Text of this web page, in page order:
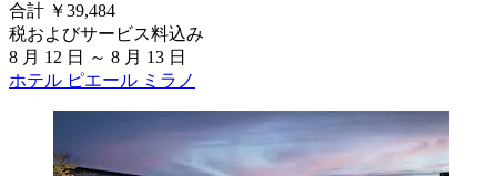
合計 ￥39,484
税およびサービス料込み
8 月 12 日 ～ 8 月 13 日
ホテル ピエール ミラノ